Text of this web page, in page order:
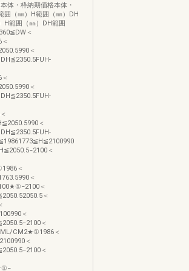
体・枠納期価格本体・
囲（㎜）H範囲（㎜）DH
H範囲（㎜）DH範囲
＜
＜
＜
＜
＜
＜
＜
＜
＜
＜
＜
CM2★①1986＜
＜
＜